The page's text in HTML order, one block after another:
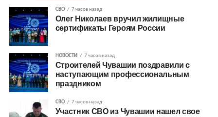
СВО 7 часов назад
Олег Николаев вручил жилищные
сертификаты Героям России
НОВОСТИ 7 часов назад
Строителей Чувашии поздравили с
наступающим профессиональным
праздником
СВО 7 часов назад
Участник СВО из Чувашии нашел свое